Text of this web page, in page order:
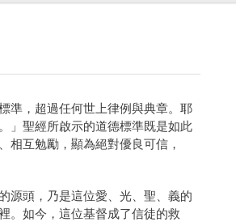
準，超過任何世上律例與典章。耶
」聖經所啟示的道德標準既是如此
相互勉勵，顯為絕對優良可信，
源頭，乃是這位愛、光、聖、義的
。如今，這位基督成了信徒的救